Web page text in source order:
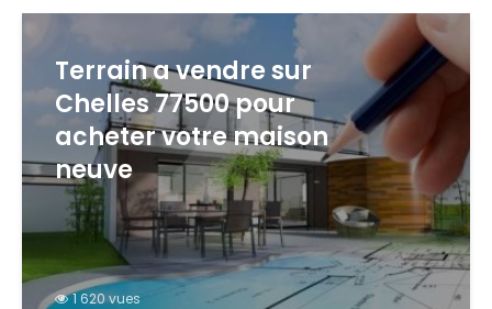
Terrain a vendre sur
Chelles 77500 pour
acheter votre maison
neuve
1 620 vues